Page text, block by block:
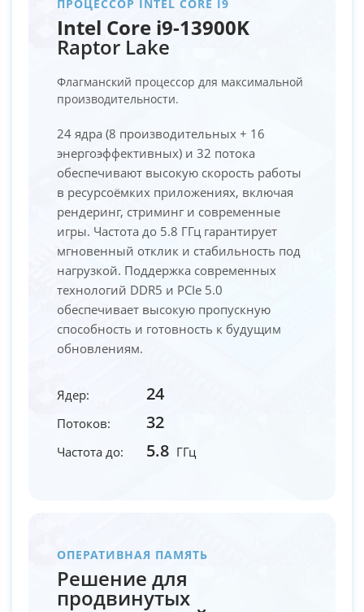
ПРОЦЕССОР INTEL CORE I9
Intel Core i9-13900K
Raptor Lake
Флагманский процессор для максимальной
производительности.
24 ядра (8 производительных + 16
энергоэффективных) и 32 потока
обеспечивают высокую скорость работы
в ресурсоёмких приложениях, включая
рендеринг, стриминг и современные
игры. Частота до 5.8 ГГц гарантирует
мгновенный отклик и стабильность под
нагрузкой. Поддержка современных
технологий DDR5 и PCIe 5.0
обеспечивает высокую пропускную
способность и готовность к будущим
обновлениям.
Ядер: 24
Потоков: 32
Частота до: 5.8 ГГц
ОПЕРАТИВНАЯ ПАМЯТЬ
Решение для
продвинутых